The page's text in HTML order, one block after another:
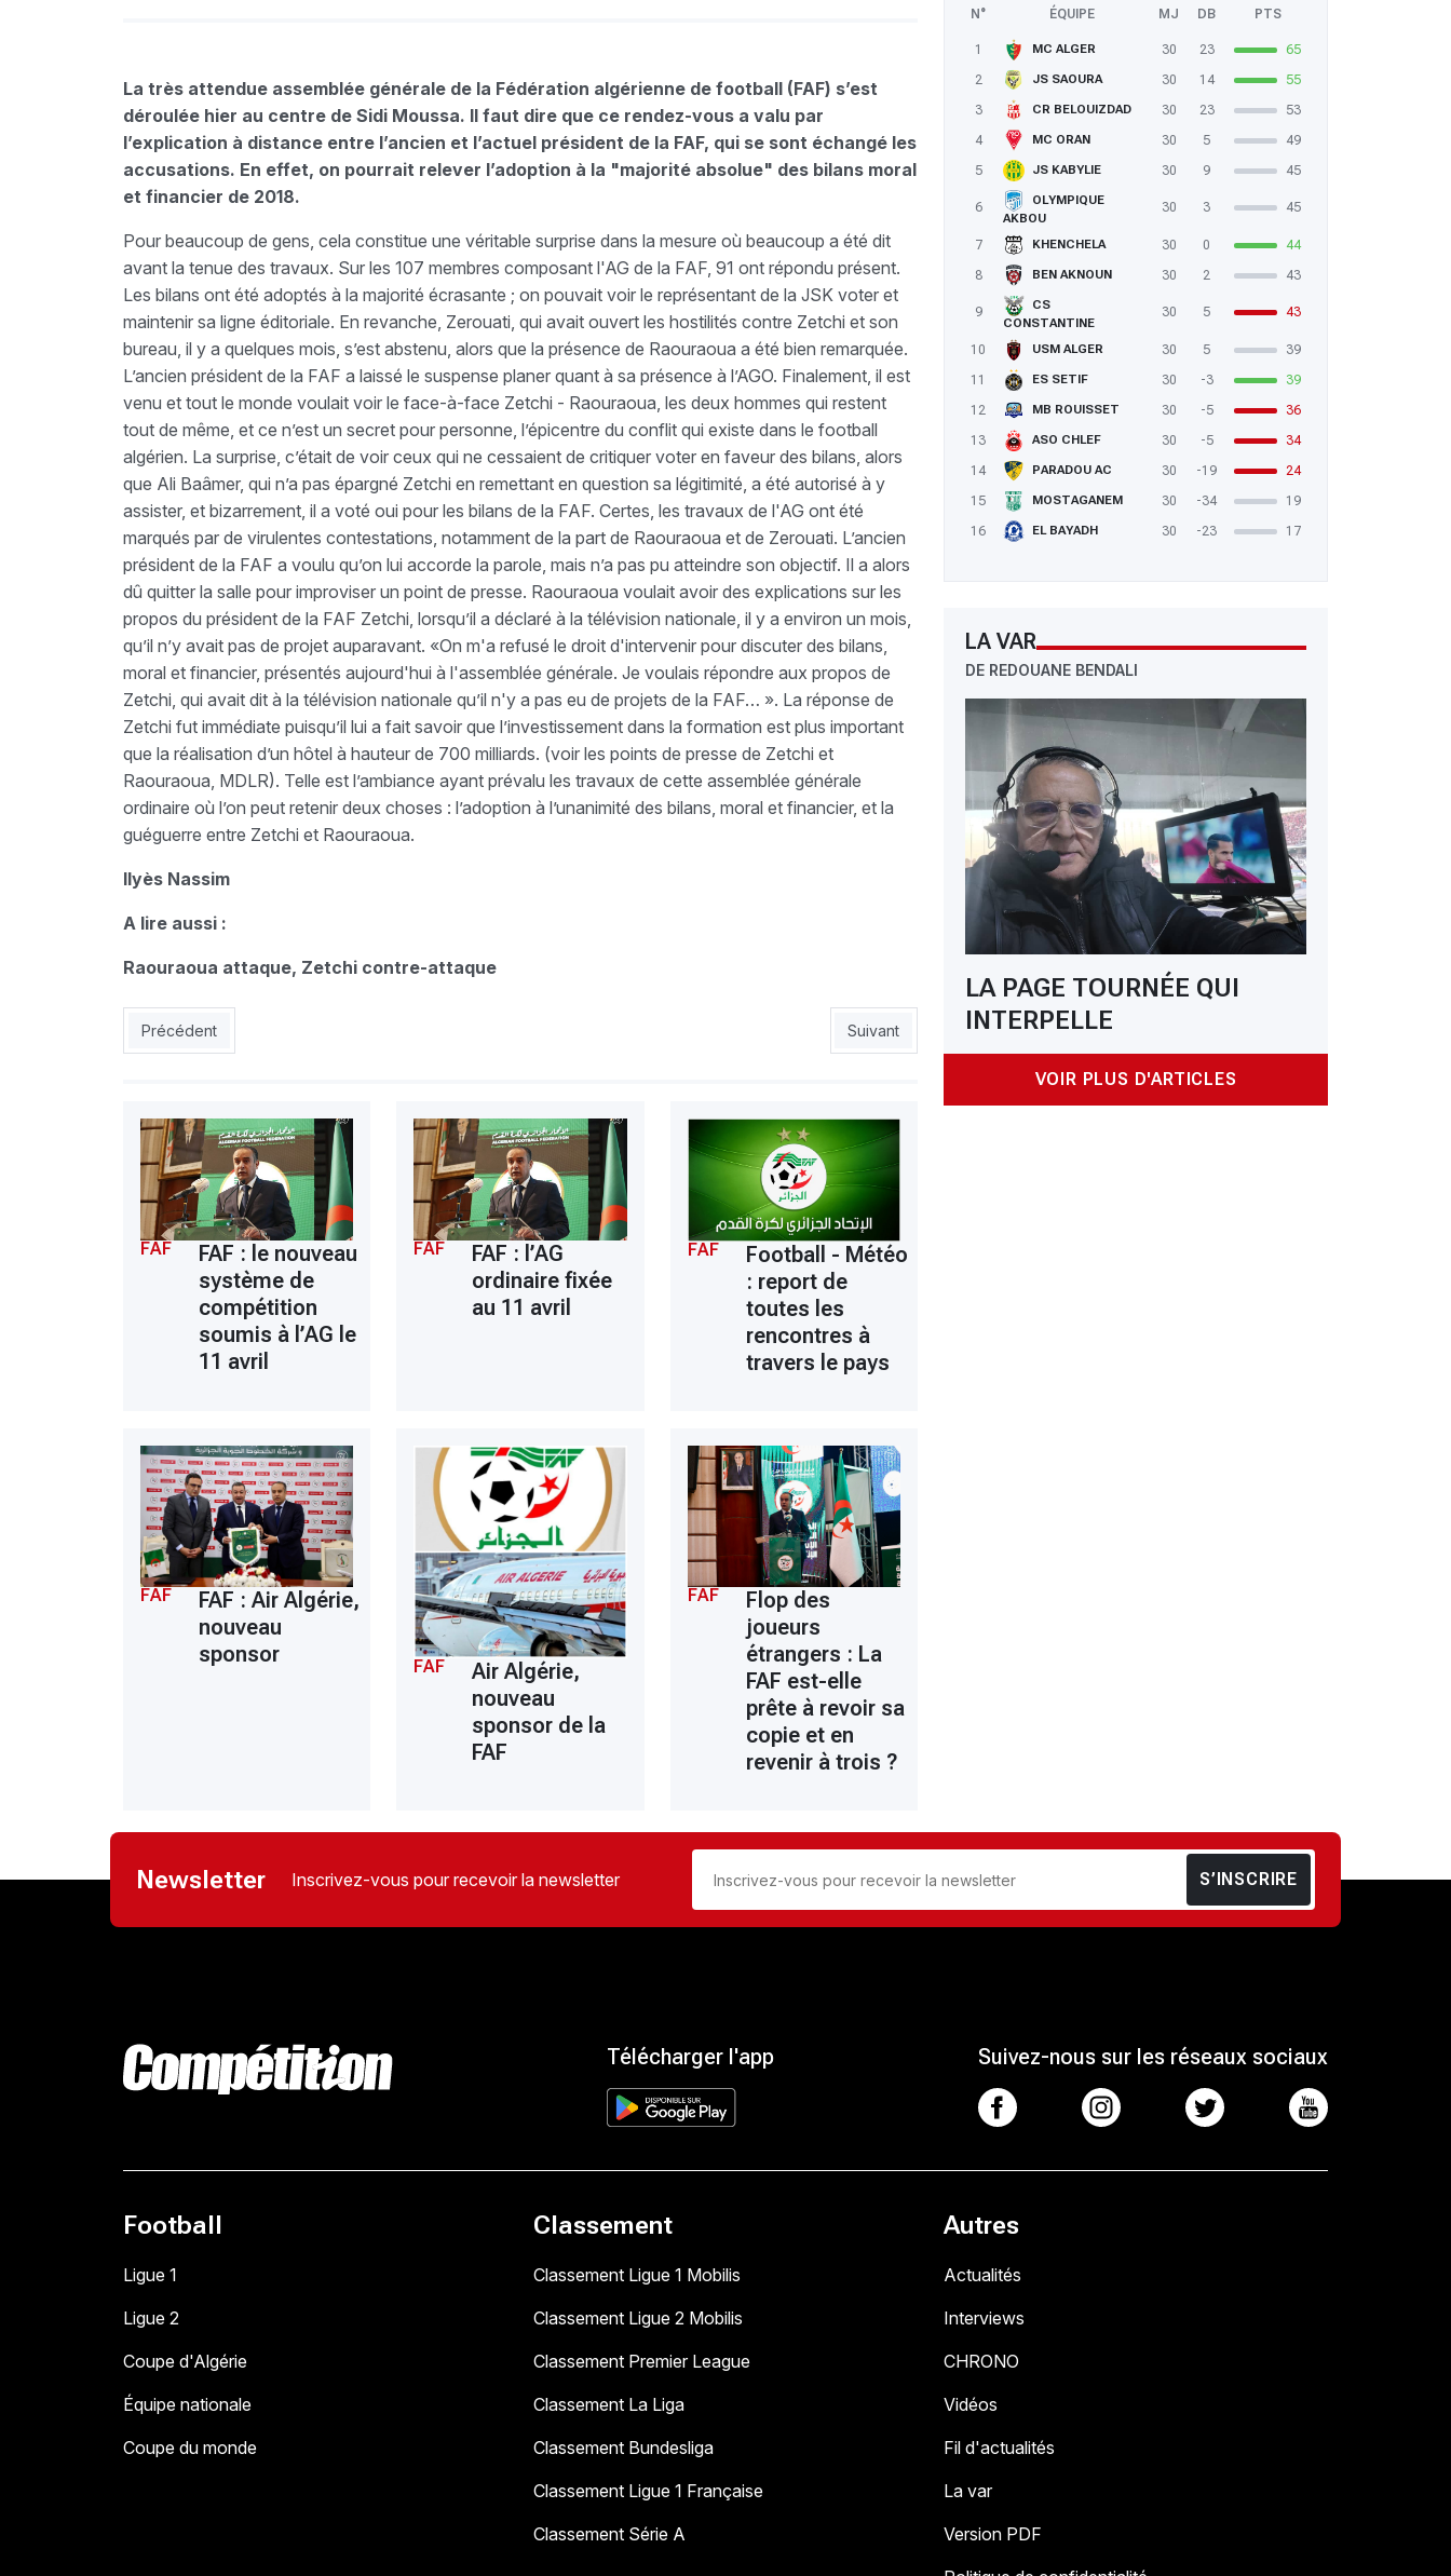
N° ÉQUIPE MJ DB PTS
1 MC ALGER 30 23
65
2
JS SAOURA 30 14
55
3
CR BELOUIZDAD 30 23
53
4
MC ORAN 30 5
49
5
JS KABYLIE 30 9 45
6
OLYMPIQUE
AKBOU
30 3 45
7 KHENCHELA 30 0
44
8
BEN AKNOUN 30 2 43
9
CS
CONSTANTINE
30 5 43
10 USM ALGER 30 5
39
11
ES SETIF 30 -3
39
12
MB ROUISSET 30 -5
36
13
ASO CHLEF 30 -5
34
14
PARADOU AC 30 -19
24
15
MOSTAGANEM 30 -34
19
16
EL BAYADH 30 -23 17
LA VAR
DE REDOUANE BENDALI
LA PAGE TOURNÉE QUI
INTERPELLE
VOIR PLUS D'ARTICLES
La très attendue assemblée générale de la Fédération algérienne de football (FAF) s’est
déroulée hier au centre de Sidi Moussa. Il faut dire que ce rendez-vous a valu par
l’explication à distance entre l’ancien et l’actuel président de la FAF, qui se sont échangé les
accusations. En effet, on pourrait relever l’adoption à la "majorité absolue" des bilans moral
et financier de 2018.
Pour beaucoup de gens, cela constitue une véritable surprise dans la mesure où beaucoup a été dit
avant la tenue des travaux. Sur les 107 membres composant l'AG de la FAF, 91 ont répondu présent.
Les bilans ont été adoptés à la majorité écrasante ; on pouvait voir le représentant de la JSK voter et
maintenir sa ligne éditoriale. En revanche, Zerouati, qui avait ouvert les hostilités contre Zetchi et son
bureau, il y a quelques mois, s’est abstenu, alors que la présence de Raouraoua a été bien remarquée.
L’ancien président de la FAF a laissé le suspense planer quant à sa présence à l’AGO. Finalement, il est
venu et tout le monde voulait voir le face-à-face Zetchi - Raouraoua, les deux hommes qui restent
tout de même, et ce n’est un secret pour personne, l’épicentre du conflit qui existe dans le football
algérien. La surprise, c’était de voir ceux qui ne cessaient de critiquer voter en faveur des bilans, alors
que Ali Baâmer, qui n’a pas épargné Zetchi en remettant en question sa légitimité, a été autorisé à y
assister, et bizarrement, il a voté oui pour les bilans de la FAF. Certes, les travaux de l'AG ont été
marqués par de virulentes contestations, notamment de la part de Raouraoua et de Zerouati. L’ancien
président de la FAF a voulu qu’on lui accorde la parole, mais n’a pas pu atteindre son objectif. Il a alors
dû quitter la salle pour improviser un point de presse. Raouraoua voulait avoir des explications sur les
propos du président de la FAF Zetchi, lorsqu’il a déclaré à la télévision nationale, il y a environ un mois,
qu’il n’y avait pas de projet auparavant. «On m'a refusé le droit d'intervenir pour discuter des bilans,
moral et financier, présentés aujourd'hui à l'assemblée générale. Je voulais répondre aux propos de
Zetchi, qui avait dit à la télévision nationale qu’il n'y a pas eu de projets de la FAF… ». La réponse de
Zetchi fut immédiate puisqu’il lui a fait savoir que l’investissement dans la formation est plus important
que la réalisation d’un hôtel à hauteur de 700 milliards. (voir les points de presse de Zetchi et
Raouraoua, MDLR). Telle est l’ambiance ayant prévalu les travaux de cette assemblée générale
ordinaire où l’on peut retenir deux choses : l’adoption à l’unanimité des bilans, moral et financier, et la
guéguerre entre Zetchi et Raouraoua.
Ilyès Nassim
A lire aussi :
Raouraoua attaque, Zetchi contre-attaque
Article précédent : Zetchi à Lisbonne pour un séminaire sur le développement
Précédent Article suivant : AGO de la FAF : Zetchi face à ses opposants
Suivant
FAF
FAF : le nouveau
système de
compétition
soumis à l’AG le
11 avril
FAF
FAF : l’AG
ordinaire fixée
au 11 avril
FAF
Football - Météo
: report de
toutes les
rencontres à
travers le pays
FAF
FAF : Air Algérie,
nouveau
sponsor
FAF
Air Algérie,
nouveau
sponsor de la
FAF
FAF
Flop des
joueurs
étrangers : La
FAF est-elle
prête à revoir sa
copie et en
revenir à trois ?
Newsletter Inscrivez-vous pour recevoir la newsletter S’INSCRIRE
Télécharger l'app Suivez-nous sur les réseaux sociaux
Football
Ligue 1
Ligue 2
Coupe d'Algérie
Équipe nationale
Coupe du monde
Classement
Classement Ligue 1 Mobilis
Classement Ligue 2 Mobilis
Classement Premier League
Classement La Liga
Classement Bundesliga
Classement Ligue 1 Française
Classement Série A
Autres
Actualités
Interviews
CHRONO
Vidéos
Fil d'actualités
La var
Version PDF